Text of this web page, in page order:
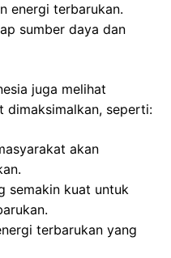
energi terbarukan.
sumber daya dan
juga melihat
dimaksimalkan, seperti:
akan
semakin kuat untuk
terbarukan yang